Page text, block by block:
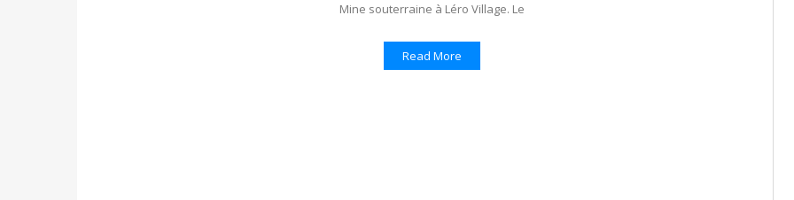
Mine souterraine à Léro Village. Le
Read More